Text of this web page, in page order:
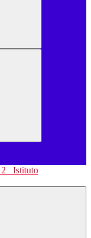
Istituto